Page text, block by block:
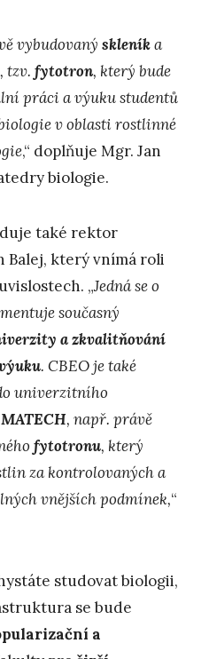
vybudovaný skleníka
tzv. fytotron, který bude
práci a výuku studentů
v oblasti rostlinné
,“ doplňuje Mgr. Jan
biologie.
také rektor
Balej, který vnímá roli
„Jedná se o
současný
a zkvalitňování
. CBEO je také
univerzitního
, např. právě
fytotronu, který
za kontrolovaných a
vnějších podmínek,“
studovat biologii,
se bude
a